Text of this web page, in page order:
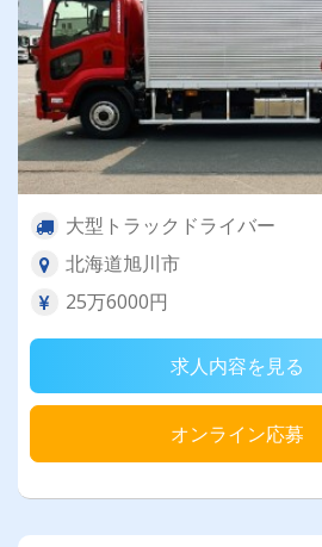
大型トラックドライバー
北海道旭川市
25万6000円
求人内容を見る
オンライン応募